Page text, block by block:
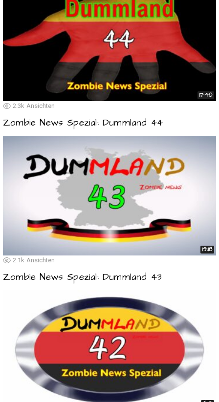
17:40
2.3k Ansichten
Zombie News Spezial: Dummland 44
19:18
2.1k Ansichten
Zombie News Spezial: Dummland 43